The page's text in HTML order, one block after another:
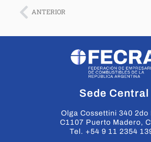
ANTERIOR
Sede Central
Olga Cossettini 340 2do
C1107 Puerto Madero,
Tel. +54 9 11 2354